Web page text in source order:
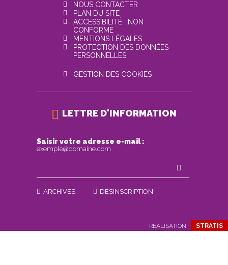
NOUS CONTACTER
PLAN DU SITE
ACCESSIBILITÉ : NON
CONFORME
MENTIONS LÉGALES
PROTECTION DES DONNÉES
PERSONNELLES
GESTION DES COOKIES
LETTRE D'INFORMATION
Saisir votre adresse e-mail :
exemple@domaine.com
ARCHIVES DÉSINSCRIPTION
RÉALISATION STRATIS